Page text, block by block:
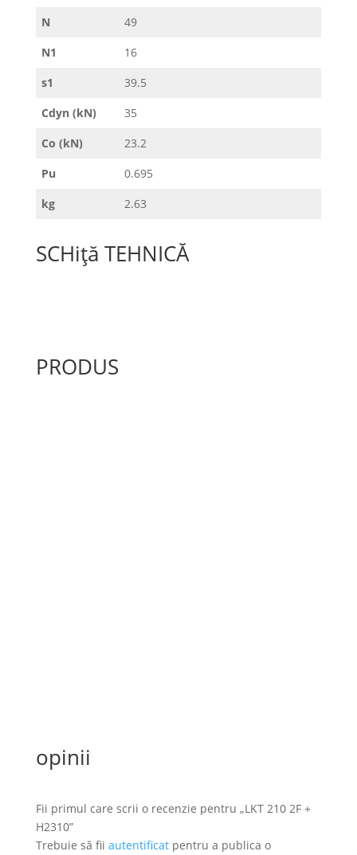
N
49
N1
16
s1
39.5
Cdyn (kN)
35
Co (kN)
23.2
Pu
0.695
kg
2.63
SCHiță TEHNICĂ
PRODUS
opinii
Fii primul care scrii o recenzie pentru „LKT 210 2F +
H2310”
Trebuie să fii autentificatpentru a publica o